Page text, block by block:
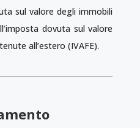
sul valore degli immobili
dovuta sul valore
all’estero (IVAFE).